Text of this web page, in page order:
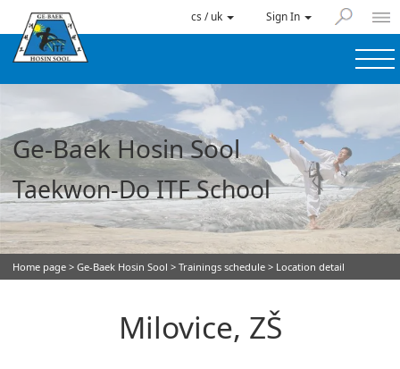
cs / uk Sign In
Ge-Baek Hosin Sool
Taekwon-Do ITF School
Home page > Ge-Baek Hosin Sool > Trainings schedule > Location detail
Milovice, ZŠ